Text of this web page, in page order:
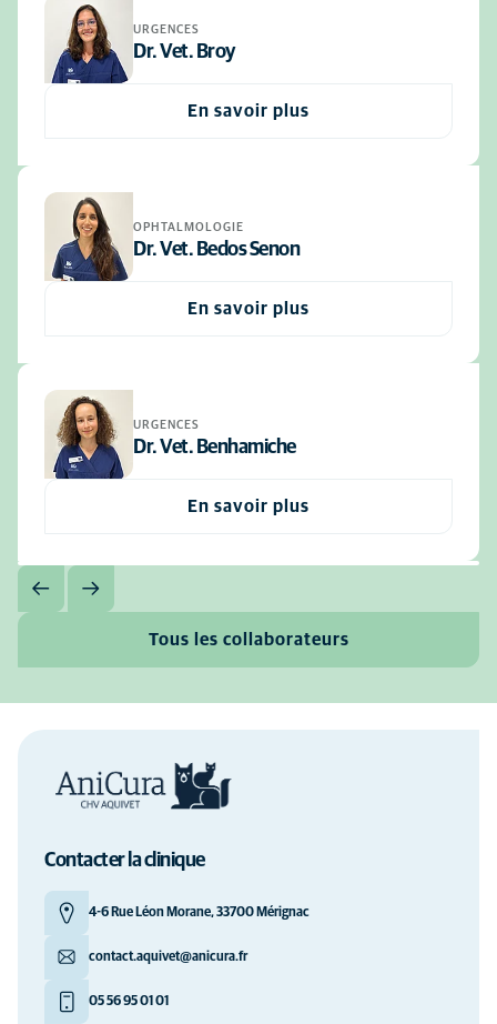
URGENCES
Dr. Vet. Broy
En savoir plus
OPHTALMOLOGIE
Dr. Vet. Bedos Senon
En savoir plus
URGENCES
Dr. Vet. Benhamiche
En savoir plus
Tous les collaborateurs
Contacter la clinique
4-6 Rue Léon Morane, 33700 Mérignac
contact.aquivet@anicura.fr
05 56 95 01 01